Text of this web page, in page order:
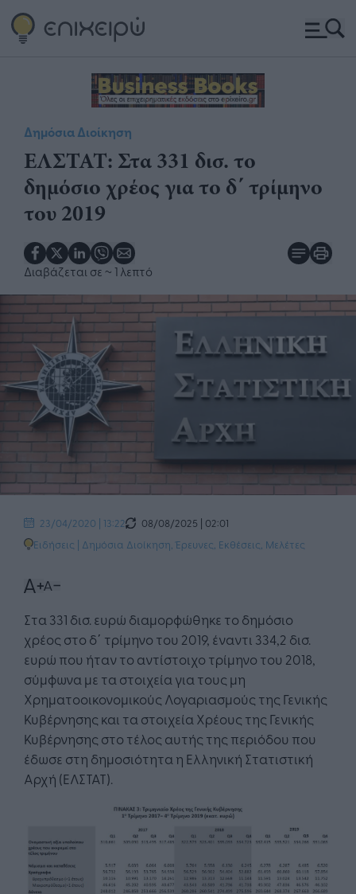
Δημόσια Διοίκηση
ΕΛΣΤΑΤ: Στα 331 δισ. το
δημόσιο χρέος για το δ΄ τρίμηνο
του 2019
Διαβάζεται σε ~ 1 λεπτό
23/04/2020 | 13:22
08/08/2025 | 02:01
Ειδήσεις | Δημόσια Διοίκηση ,Έρευνες, Εκθέσεις, Μελέτες
Στα 331 δισ. ευρώ διαμορφώθηκε το δημόσιο
χρέος στο δ΄ τρίμηνο του 2019, έναντι 334,2 δισ.
ευρώ που ήταν το αντίστοιχο τρίμηνο του 2018,
σύμφωνα με τα στοιχεία για τους μη
Χρηματοοικονομικούς Λογαριασμούς της Γενικής
Κυβέρνησης και τα στοιχεία Χρέους της Γενικής
Κυβέρνησης στο τέλος αυτής της περιόδου που
έδωσε στη δημοσιότητα η Ελληνική Στατιστική
Αρχή (ΕΛΣΤΑΤ).